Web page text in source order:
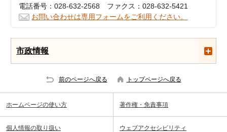
電話番号：028-632-2568 ファクス：028-632-5421
お問い合わせは専用フォームをご利用ください。
市政情報
前のページへ戻る トップページへ戻る
ホームページの使い方 著作権・免責事項
個人情報の取り扱い ウェブアクセシビリティ